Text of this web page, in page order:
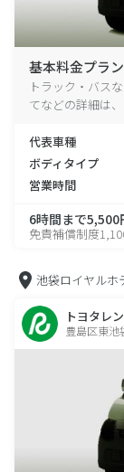
基本料金プラン
トラック・バス
てなどの詳細は
代表車種
ボディタイプ
営業時間
6時間まで5,500
免責補償制度
池袋ロイヤルホ
トヨタレ
豊島区東池